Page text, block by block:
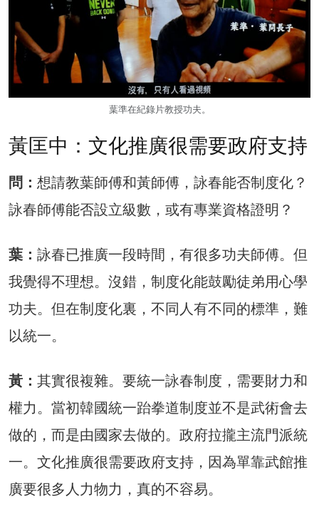
葉準在紀錄片教授功夫。
黃匡中：文化推廣很需要政府支持
問： 想請教葉師傅和黃師傅，詠春能否制度化？
詠春師傅能否設立級數，或有專業資格證明？
葉： 詠春已推廣一段時間，有很多功夫師傅。但
我覺得不理想。沒錯，制度化能鼓勵徒弟用心學
功夫。但在制度化裏，不同人有不同的標準，難
以統一。
黃： 其實很複雜。要統一詠春制度，需要財力和
權力。當初韓國統一跆拳道制度並不是武術會去
做的，而是由國家去做的。政府拉攏主流門派統
一。文化推廣很需要政府支持，因為單靠武館推
廣要很多人力物力，真的不容易。